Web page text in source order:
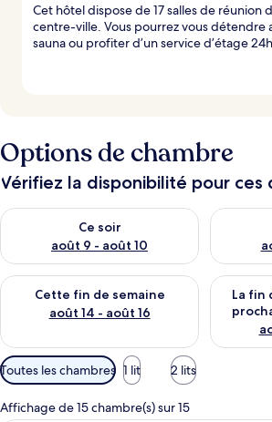
Cet hôtel dispose de 17 salles de réunion
centre-ville. Vous pourrez vous détendre
sauna ou profiter d’un service d’étage
Options de chambre
Vérifiez la disponibilité pour ces
Ce soir
août 9 - août 10
Vérifier la disponibilité pour ce soir août
Vérifier
Cette fin de semaine
août 14 - août 16
Vérifier la disponibilité pour cette fin de
La fin
Vérifier
Filtres
disponibles
pour
Toutes les chambres 1 lit 2 lits
Affichage de 15 chambre(s) sur 15